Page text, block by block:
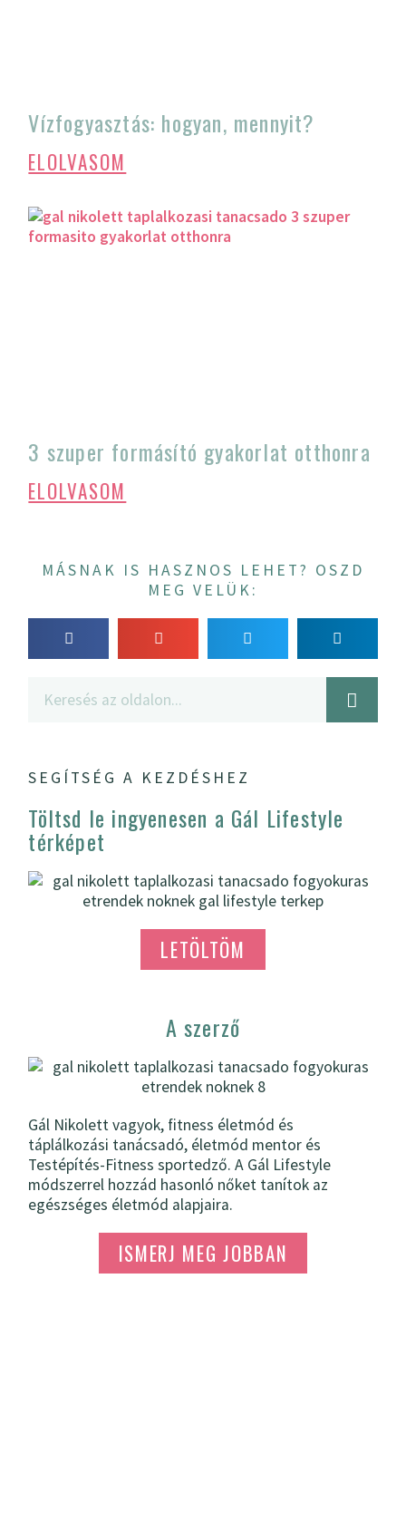
Vízfogyasztás: hogyan, mennyit?
ELOLVASOM
3 szuper formásító gyakorlat otthonra
ELOLVASOM
MÁSNAK IS HASZNOS LEHET? OSZD
MEG VELÜK:
SEGÍTSÉG A KEZDÉSHEZ
Töltsd le ingyenesen a Gál Lifestyle
térképet
LETÖLTÖM
A szerző
Gál Nikolett vagyok, fitness életmód és
táplálkozási tanácsadó, életmód mentor és
Testépítés-Fitness sportedző. A Gál Lifestyle
módszerrel hozzád hasonló nőket tanítok az
egészséges életmód alapjaira.
ISMERJ MEG JOBBAN